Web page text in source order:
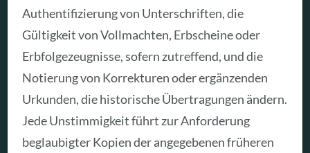
Authentifizierung von Unterschriften, die
Gültigkeit von Vollmachten, Erbscheine oder
Erbfolgezeugnisse, sofern zutreffend, und die
Notierung von Korrekturen oder ergänzenden
Urkunden, die historische Übertragungen ändern.
Jede Unstimmigkeit führt zur Anforderung
beglaubigter Kopien der angegebenen früheren